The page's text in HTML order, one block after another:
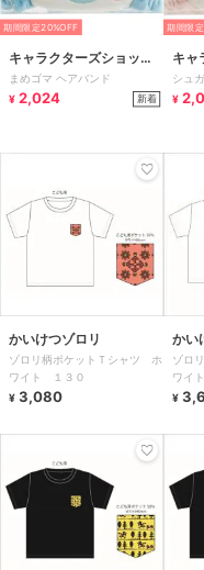
期間限定20%OFF
キャラクターズショッ
プ ラフラフ
まめゴマ ヘアバンド
¥ 2,024 新着
期間限
キャ
プ
シュ
¥
かいけつゾロリ
ゾロリ柄ポケットＴシャツ ホ
ワイト １３０
¥ 3,080
かい
ゾロ
ワイ
¥